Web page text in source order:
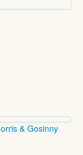
& Gosinny